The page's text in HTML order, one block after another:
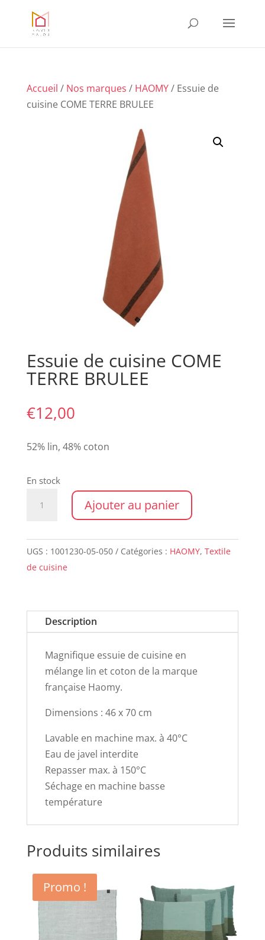
Accueil / Nos marques / HAOMY/ Essuie de
cuisine COME TERRE BRULEE
Essuie de cuisine COME
TERRE BRULEE
€12,00
52% lin, 48% coton
En stock
de
BRULEE
Ajouter au panier
UGS : 1001230-05-050 Catégories : HAOMY, Textile
de cuisine
Description
Magnifique essuie de cuisine en
mélange lin et coton de la marque
française Haomy.
Dimensions : 46 x 70 cm
Lavable en machine max. à 40°C
Eau de javel interdite
Repasser max. à 150°C
Séchage en machine basse
température
Produits similaires
Promo !